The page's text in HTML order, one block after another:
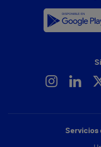
Servicios